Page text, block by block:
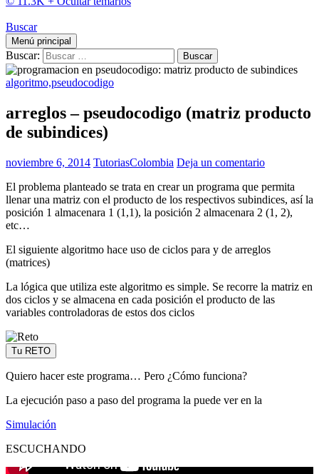
Buscar
Menú principal
Buscar:
algoritmo,pseudocodigo
arreglos – pseudocodigo (matriz producto
de subindices)
noviembre 6, 2014 TutoriasColombia Deja un comentario
El problema planteado se trata en crear un programa que permita
llenar una matriz con el producto de los respectivos subindices, así la
posición 1 almacenara 1 (1,1), la posición 2 almacenara 2 (1, 2),
etc…
El siguiente algoritmo hace uso de ciclos para y de arreglos
(matrices)
La lógica que utiliza este algoritmo es simple. Se recorre la matriz en
dos ciclos y se almacena en cada posición el producto de las
variables controladoras de estos dos ciclos
Tu RETO
Quiero hacer este programa… Pero ¿Cómo funciona?
La ejecución paso a paso del programa la puede ver en la
Simulación
ESCUCHANDO